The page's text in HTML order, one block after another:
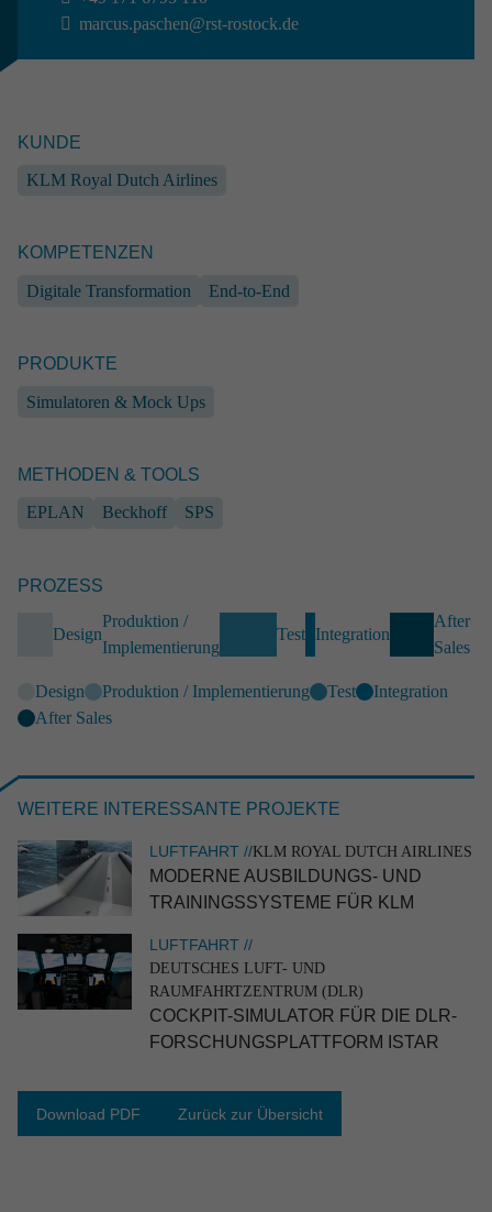
marcus.paschen@rst-rostock.de
KUNDE
KLM Royal Dutch Airlines
KOMPETENZEN
Digitale Transformation End-to-End
PRODUKTE
Simulatoren & Mock Ups
METHODEN & TOOLS
EPLAN Beckhoff SPS
PROZESS
Design
Produktion /
Implementierung
Test Integration
After
Sales
Design Produktion / Implementierung Test
Integration
After Sales
WEITERE INTERESSANTE PROJEKTE
LUFTFAHRT //KLM ROYAL DUTCH AIRLINES
MODERNE AUSBIL­DUNGS- UND
TRAININGS­SYS­TEME FÜR KLM
LUFTFAHRT //
DEUTSCHES LUFT- UND
RAUMFAHRTZENTRUM (DLR)
COCKPIT-SIMULATOR FÜR DIE DLR-
FORSCHUNGS­PLATT­FORM ISTAR
Download PDF Zurück zur Übersicht
RAUMFAHRT // AIRBUS DEFENCE AND SPACE
Experi­ment zu konvek­tiven Strömungs­be­we­
Industrial Engineering
Ground Support Equipment
Betriebsmittel & Sonderanlagen
Analyse
INDUSTRIE //
Container für den Transport von Geräten der
Halblei­ter­in­dus­trie
Industrie Industrial Engineering Catia V5
Analyse
Design